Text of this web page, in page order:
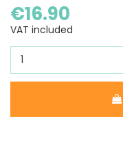
€16.90
VAT included